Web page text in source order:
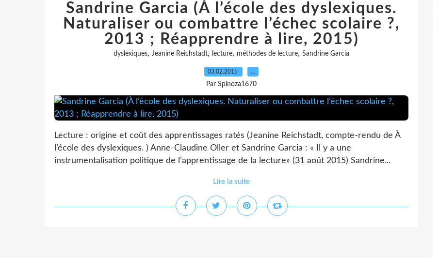
Sandrine Garcia (À l’école des dyslexiques.
Naturaliser ou combattre l’échec scolaire ?,
2013 ; Réapprendre à lire, 2015)
dyslexiques, Jeanine Reichstadt, lecture, méthodes de lecture, Sandrine Garcia
03.02.2015 …
Par Spinoza1670
Lecture : origine et coût des apprentissages ratés (Jeanine Reichstadt, compte-rendu de À
l’école des dyslexiques. ) Anne-Claudine Oller et Sandrine Garcia : « Il y a une
instrumentalisation politique de l’apprentissage de la lecture» (31 août 2015) Sandrine...
Lire la suite